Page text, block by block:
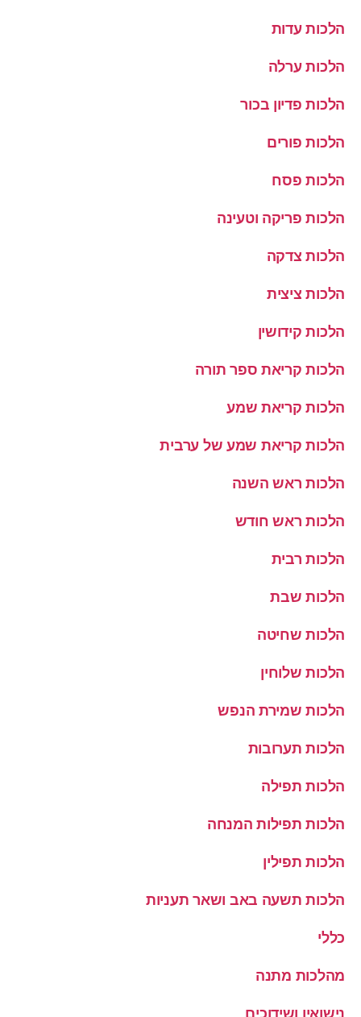
הלכות עדות
הלכות ערלה
הלכות פדיון בכור
הלכות פורים
הלכות פסח
הלכות פריקה וטעינה
הלכות צדקה
הלכות ציצית
הלכות קידושין
הלכות קריאת ספר תורה
הלכות קריאת שמע
הלכות קריאת שמע של ערבית
הלכות ראש השנה
הלכות ראש חודש
הלכות רבית
הלכות שבת
הלכות שחיטה
הלכות שלוחין
הלכות שמירת הנפש
הלכות תערובות
הלכות תפילה
הלכות תפילות המנחה
הלכות תפילין
הלכות תשעה באב ושאר תעניות
כללי
מהלכות מתנה
נישואין ושידוכים